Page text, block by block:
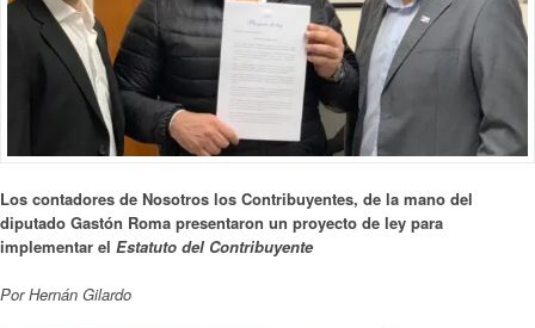
Los contadores de Nosotros los Contribuyentes, de la mano del
diputado Gastón Roma presentaron un proyecto de ley para
implementar el Estatuto del Contribuyente
Por Hernán Gilardo